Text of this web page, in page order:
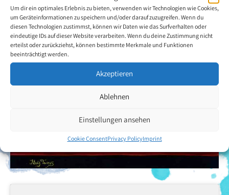
Um dir ein optimales Erlebnis zu bieten, verwenden wir Technologien wie Cookies,
um Geräteinformationen zu speichern und/oder darauf zuzugreifen. Wenn du
diesen Technologien zustimmst, können wir Daten wie das Surfverhalten oder
eindeutige IDs auf dieser Website verarbeiten. Wenn du deine Zustimmung nicht
erteilst oder zurückziehst, können bestimmte Merkmale und Funktionen
beeinträchtigt werden.
Akzeptieren
Ablehnen
Einstellungen ansehen
Cookie ConsentPrivacy PolicyImprint